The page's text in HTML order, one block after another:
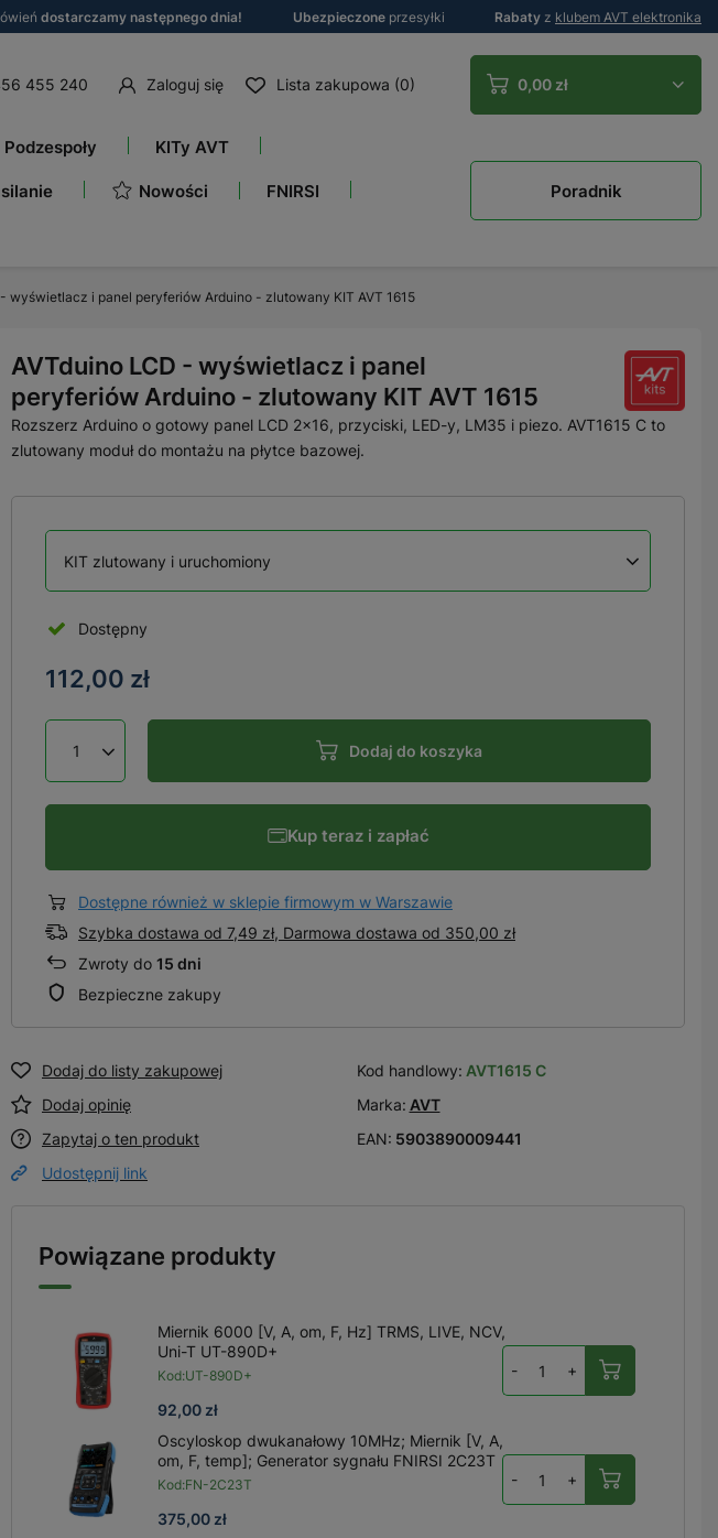
dostarczamy następnego dnia! Ubezpieczone przesyłki Rabaty z klubem AVT elektronika
455 240 Zaloguj się Lista zakupowa (0) 0,00 zł
Podzespoły KITy AVT
Nowości FNIRSI Poradnik
wyświetlacz i panel peryferiów Arduino - zlutowany KIT AVT 1615
AVTduino LCD - wyświetlacz i panel
peryferiów Arduino - zlutowany KIT AVT 1615
Rozszerz Arduino o gotowy panel LCD 2×16, przyciski, LED-y, LM35 i piezo. AVT1615 C to
zlutowany moduł do montażu na płytce bazowej.
KIT zlutowany i uruchomiony
Dostępny
112,00 zł
Dodaj do koszyka
Kup teraz i zapłać
Dostępne również w sklepie firmowym w Warszawie
Szybka dostawa od 7,49 zł, Darmowa dostawa od 350,00 zł
Zwroty do 15 dni
Bezpieczne zakupy
Dodaj do listy zakupowej
Dodaj opinię
Zapytaj o ten produkt
Udostępnij link
Kod handlowy: AVT1615 C
Marka: AVT
EAN: 5903890009441
Powiązane produkty
Miernik 6000 [V, A, om, F, Hz] TRMS, LIVE, NCV,
Uni-T UT-890D+
Kod:UT-890D+
92,00 zł
- +
Oscyloskop dwukanałowy 10MHz; Miernik [V, A,
om, F, temp]; Generator sygnału FNIRSI 2C23T
Kod:FN-2C23T
375,00 zł
- +